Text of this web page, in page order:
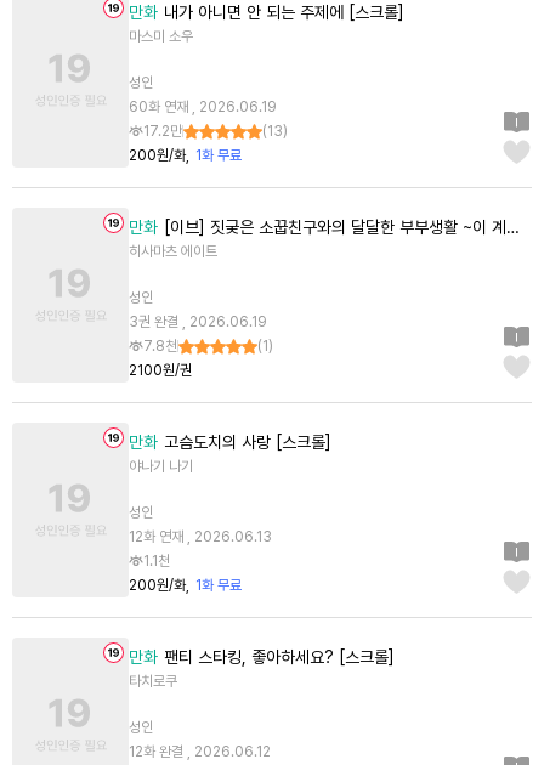
만화 내가 아니면 안 되는 주제에 [스크롤]
마스미 소우
성인
60화 연재 , 2026.06.19
17.2만
(13)
200원/화
1화 무료
만화 [이브] 짓궂은 소꿉친구와의 달달한 부부생활 ~이 계약결혼은 계획적이였어요!~ [단행본]
히사마츠 에이트
성인
3권 완결 , 2026.06.19
7.8천
(1 )
2100원/권
만화 고슴도치의 사랑 [스크롤]
야나기 나기
성인
12화 연재 , 2026.06.13
1.1천
200원/화
1화 무료
만화 팬티 스타킹, 좋아하세요? [스크롤]
타치로쿠
성인
12화 완결 , 2026.06.12